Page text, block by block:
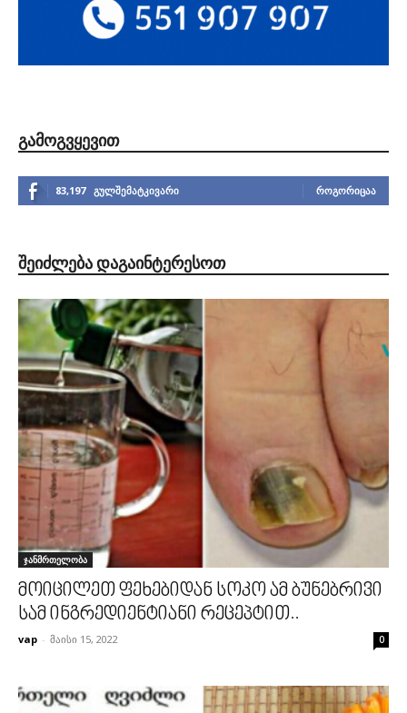
ᲒᲐᲛᲝᲒᲕᲧᲔᲕᲘᲗ
83,197 გულშემატკივარი ᲠᲝᲒᲝᲠᲘᲪᲐᲐ
ᲨᲔᲘᲫᲚᲔᲑᲐ ᲓᲐᲒᲐᲘᲜᲢᲔᲠᲔᲡᲝᲗ
ჯანმრთელობა
მოიცილეთ ფეხებიდან სოკო ამ ბუნებრივი
სამ ინგრედიენტიანი რეცეპტით..
vap - მაისი 15, 2022 0